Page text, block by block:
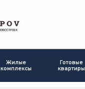
Жилые
комплексы
Готовые
квартиры